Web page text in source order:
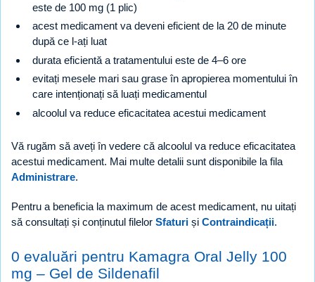
este de 100 mg (1 plic)
acest medicament va deveni eficient de la 20 de minute
după ce l-ați luat
durata eficientă a tratamentului este de 4–6 ore
evitați mesele mari sau grase în apropierea momentului în
care intenționați să luați medicamentul
alcoolul va reduce eficacitatea acestui medicament
Vă rugăm să aveți în vedere că alcoolul va reduce eficacitatea
acestui medicament. Mai multe detalii sunt disponibile la fila
Administrare.
Pentru a beneficia la maximum de acest medicament, nu uitați
să consultați și conținutul filelor Sfaturi și Contraindicații.
0 evaluări pentru Kamagra Oral Jelly 100
mg – Gel de Sildenafil